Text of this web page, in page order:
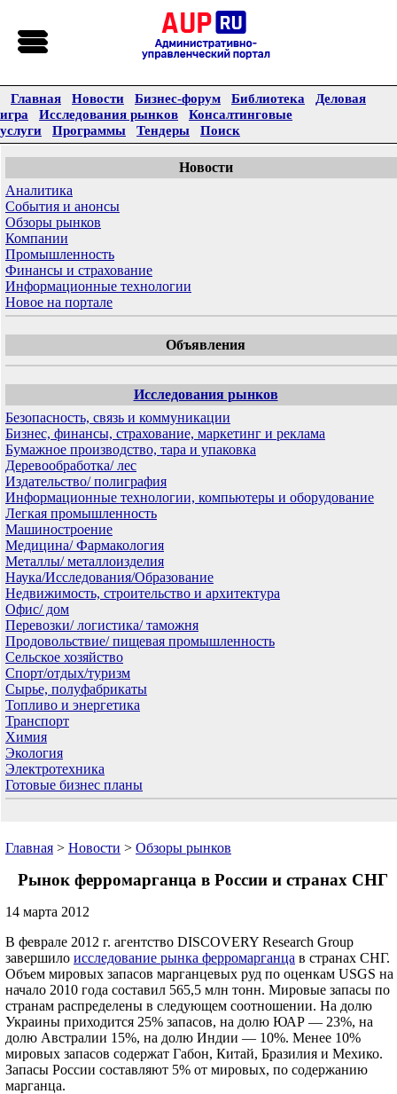
Главная Новости Бизнес-форум Библиотека
Деловая
игра
Исследования рынков
Консалтинговые
услуги
Программы Тендеры Поиск
Новости
Аналитика
События и анонсы
Обзоры рынков
Компании
Промышленность
Финансы и страхование
Информационные технологии
Новое на портале
Объявления
Исследования рынков
Безопасность, связь и коммуникации
Бизнес, финансы, страхование, маркетинг и реклама
Бумажное производство, тара и упаковка
Деревообработка/ лес
Издательство/ полиграфия
Информационные технологии, компьютеры и оборудование
Легкая промышленность
Машиностроение
Медицина/ Фармакология
Металлы/ металлоизделия
Наука/Исследования/Образование
Недвижимость, строительство и архитектура
Офис/ дом
Перевозки/ логистика/ таможня
Продовольствие/ пищевая промышленность
Сельское хозяйство
Спорт/отдых/туризм
Сырье, полуфабрикаты
Топливо и энергетика
Транспорт
Химия
Экология
Электротехника
Готовые бизнес планы
Главная > Новости > Обзоры рынков
Рынок ферромарганца в России и странах СНГ
14 марта 2012
В феврале 2012 г. агентство DISCOVERY Research Group
завершило исследование рынка ферромарганца в странах СНГ.
Объем мировых запасов марганцевых руд по оценкам USGS на
начало 2010 года составил 565,5 млн тонн. Мировые запасы по
странам распределены в следующем соотношении. На долю
Украины приходится 25% запасов, на долю ЮАР — 23%, на
долю Австралии 15%, на долю Индии — 10%. Менее 10%
мировых запасов содержат Габон, Китай, Бразилия и Мехико.
Запасы России составляют 5% от мировых, по содержанию
марганца.